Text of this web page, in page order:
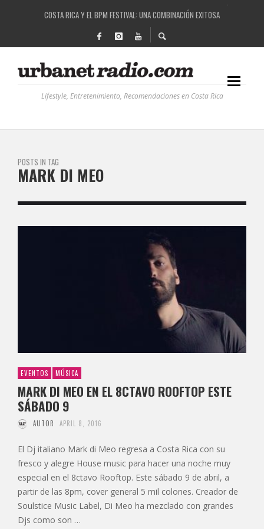
COSTA RICA Y EL BPM FESTIVAL: UNA COMBINACIÓN EXITOSA
RUTAS NATURBANAS: EL PROYECTO QUE ESTÁ TRANSFORMANDO LA CALIDAD DE
LA HISTORIA DETRÁS DE LA MÚSICA ELECTRÓNICA: BBC RADIOPHONIC WORKSHOP
Lifestyle, Entretenimiento, Recomendaciones en Costa Rica
POSTS IN TAG
MARK DI MEO
EVENTOS MÚSICA
MARK DI MEO EN EL 8CTAVO ROOFTOP ESTE
SÁBADO 9
AUTOR APRIL 8, 2016
El Dj italiano Mark di Meo regresa a Costa Rica con su
fresco y alegre House music para hacer una noche muy
especial en el 8ctavo Rooftop. Este sábado 9 de abril, a
partir de las 8pm, cover general 5 mil colones. Creador de
Soulstice Music Label, Di Meo ha mezclado con grandes
Djs como son …